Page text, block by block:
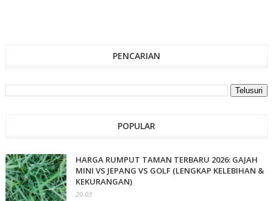
PENCARIAN
POPULAR
HARGA RUMPUT TAMAN TERBARU 2026: GAJAH
MINI VS JEPANG VS GOLF (LENGKAP KELEBIHAN &
KEKURANGAN)
20.03